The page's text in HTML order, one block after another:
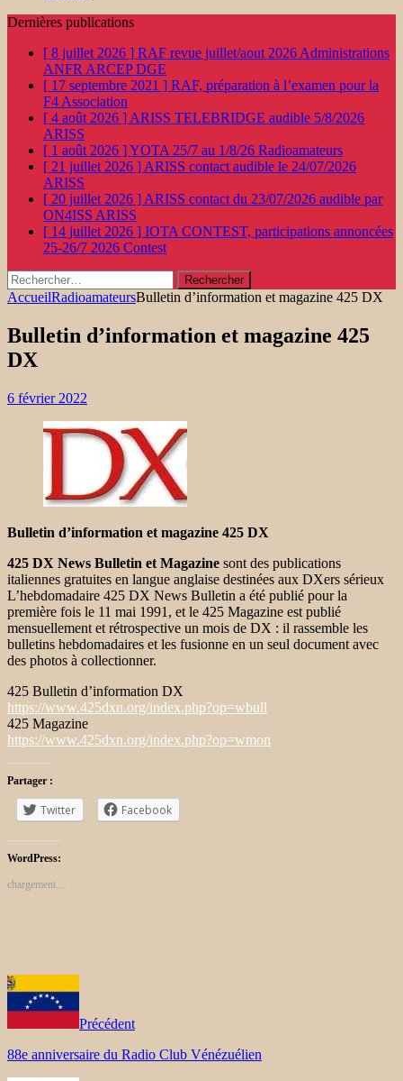
Dernières publications
[ 8 juillet 2026 ] RAF revue juillet/aout 2026 Administrations
ANFR ARCEP DGE
[ 17 septembre 2021 ] RAF, préparation à l’examen pour la
F4 Association
[ 4 août 2026 ] ARISS TELEBRIDGE audible 5/8/2026
ARISS
[ 1 août 2026 ]YOTA 25/7 au 1/8/26 Radioamateurs
[ 21 juillet 2026 ] ARISS contact audible le 24/07/2026
ARISS
[ 20 juillet 2026 ] ARISS contact du 23/07/2026 audible par
ON4ISS ARISS
[ 14 juillet 2026 ] IOTA CONTEST, participations annoncées
25-26/7 2026 Contest
Rechercher :
AccueilRadioamateursBulletin d’information et magazine 425 DX
Bulletin d’information et magazine 425
DX
6 février 2022
Bulletin d’information et magazine 425 DX
425 DX News Bulletin et Magazine sont des publications
italiennes gratuites en langue anglaise destinées aux DXers sérieux
L’hebdomadaire 425 DX News Bulletin a été publié pour la
première fois le 11 mai 1991, et le 425 Magazine est publié
mensuellement et rétrospective un mois de DX : il rassemble les
bulletins hebdomadaires et les fusionne en un seul document avec
des photos à collectionner.
425 Bulletin d’information DX
https://www.425dxn.org/index.php?op=wbull
425 Magazine
https://www.425dxn.org/index.php?op=wmon
Partager :
Twitter Facebook
WordPress:
chargement…
Précédent
88e anniversaire du Radio Club Vénézuélien